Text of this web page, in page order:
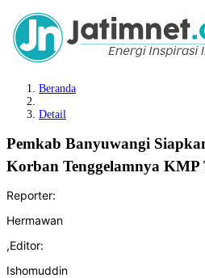
Beranda
Detail
Pemkab Banyuwangi
Korban Tenggelamnya KMP
Reporter:
Hermawan
,Editor:
Ishomuddin